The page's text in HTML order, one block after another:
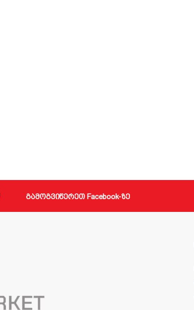
გამოგვიწერეთ Facebook-ზე